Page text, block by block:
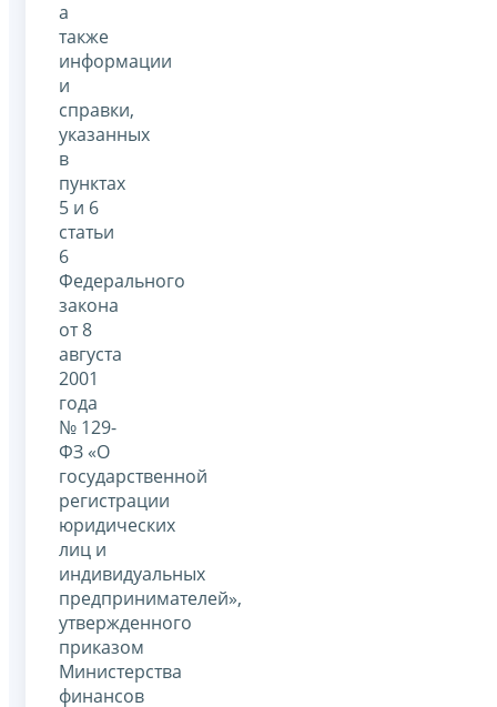
а
также
информации
и
справки,
указанных
в
пунктах
5 и 6
статьи
6
Федерального
закона
от 8
августа
2001
года
№ 129-
ФЗ «О
государственной
регистрации
юридических
лиц и
индивидуальных
предпринимателей»,
утвержденного
приказом
Министерства
финансов